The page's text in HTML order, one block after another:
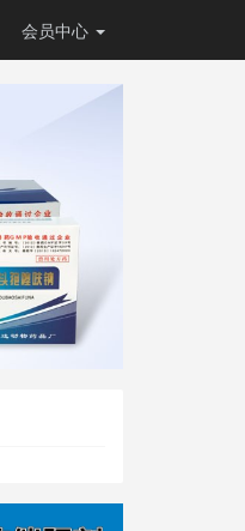
会员中心